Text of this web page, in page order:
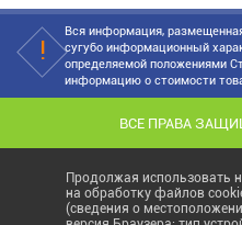
Вся информация,
сугубо информационный
определяемой положениями
информацию о стоимости
ВСЕ ПРАВА
Продолжая использовать
на обработку файлов
(сведения о